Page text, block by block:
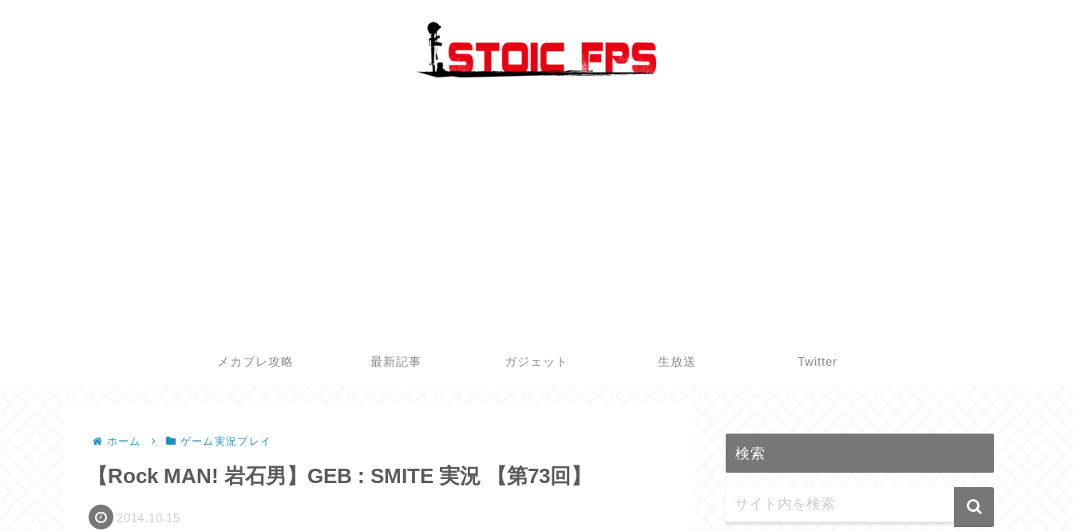
メカブレ攻略 最新記事 ガジェット 生放送 Twitter
ホーム ゲーム実況プレイ
【Rock MAN! 岩石男】GEB : SMITE 実況 【第73回】
2014.10.15
検索